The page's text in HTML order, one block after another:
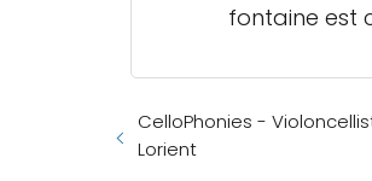
fontaine est
CelloPhonies -
Lorient